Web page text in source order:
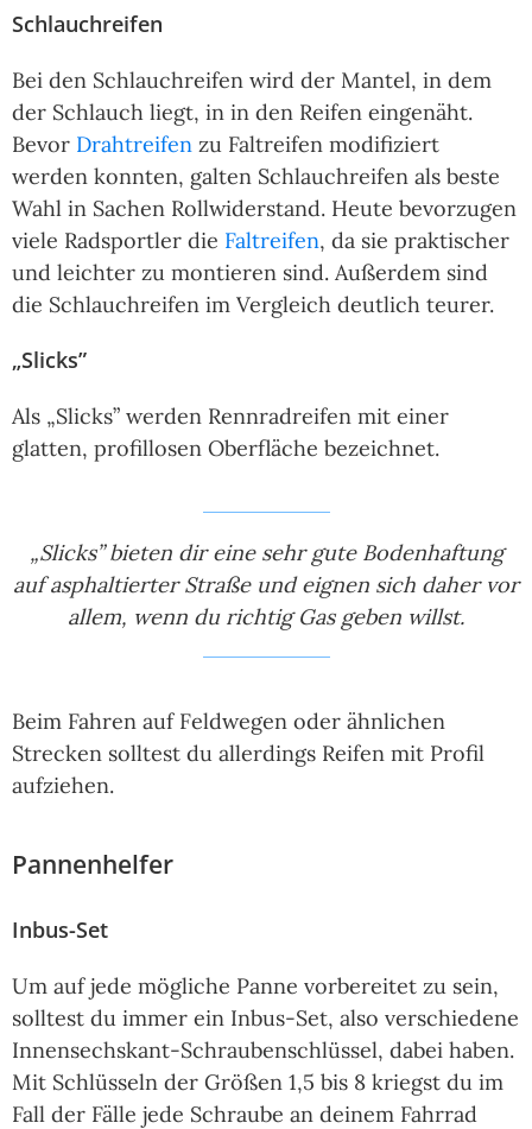
Schlauchreifen
Bei den Schlauchreifen wird der Mantel, in dem
der Schlauch liegt, in in den Reifen eingenäht.
Bevor Drahtreifen zu Faltreifen modifiziert
werden konnten, galten Schlauchreifen als beste
Wahl in Sachen Rollwiderstand. Heute bevorzugen
viele Radsportler die Faltreifen, da sie praktischer
und leichter zu montieren sind. Außerdem sind
die Schlauchreifen im Vergleich deutlich teurer.
„Slicks”
Als „Slicks” werden Rennradreifen mit einer
glatten, profillosen Oberfläche bezeichnet.
„Slicks” bieten dir eine sehr gute Bodenhaftung
auf asphaltierter Straße und eignen sich daher vor
allem, wenn du richtig Gas geben willst.
Beim Fahren auf Feldwegen oder ähnlichen
Strecken solltest du allerdings Reifen mit Profil
aufziehen.
Pannenhelfer
Inbus-Set
Um auf jede mögliche Panne vorbereitet zu sein,
solltest du immer ein Inbus-Set, also verschiedene
Innensechskant-Schraubenschlüssel, dabei haben.
Mit Schlüsseln der Größen 1,5 bis 8 kriegst du im
Fall der Fälle jede Schraube an deinem Fahrrad